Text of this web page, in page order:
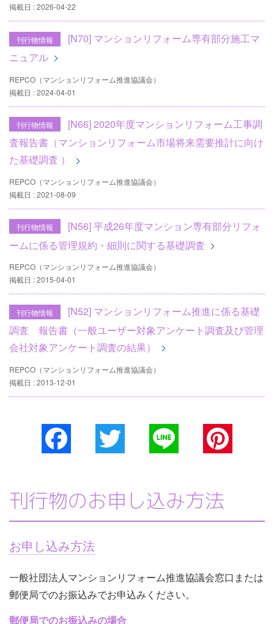
掲載日 : 2026-04-22
刊行物情報
[N70] マンションリフォーム専有部分施工マ
ニュアル
REPCO（マンションリフォーム推進協議会）
掲載日 : 2024-04-01
刊行物情報
[N66] 2020年度マンションリフォーム工事調
査報告書（マンションリフォーム市場将来需要推計に向け
た基礎調査 ）
REPCO（マンションリフォーム推進協議会）
掲載日 : 2021-08-09
刊行物情報
[N56] 平成26年度マンション専有部分リフォ
ームに係る管理規約・細則に関する基礎調査
REPCO（マンションリフォーム推進協議会）
掲載日 : 2015-04-01
刊行物情報
[N52] マンションリフォーム推進に係る基礎
調査 報告書（一般ユーザー対象アンケート調査及び管理
会社対象アンケート調査の結果）
REPCO（マンションリフォーム推進協議会）
掲載日 : 2013-12-01
Facebook
刊行物のお申し込み方法
お申し込み方法
一般社団法人マンションリフォーム推進協議会窓口または
郵便局でのお振込みでお申込みください。
郵便局でのお振込みの場合